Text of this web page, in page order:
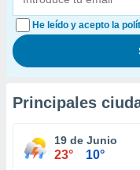
He leído y acepto la
Principales
19 de Junio
23° 10°